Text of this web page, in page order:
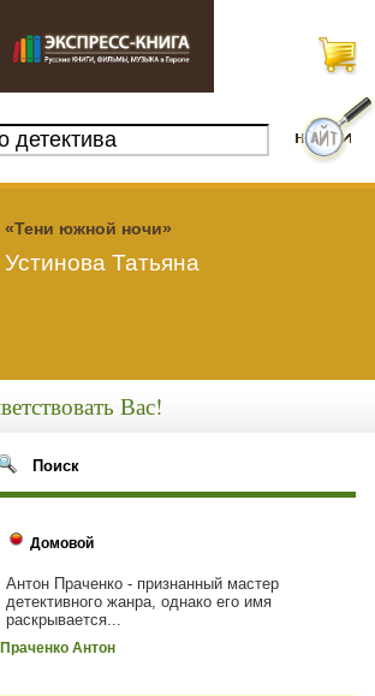
«Тени южной ночи»
Устинова Татьяна
Вас!
Поиск
Домовой
Антон Праченко - признанный мастер
детективного жанра, однако его имя
раскрывается...
Праченко Антон